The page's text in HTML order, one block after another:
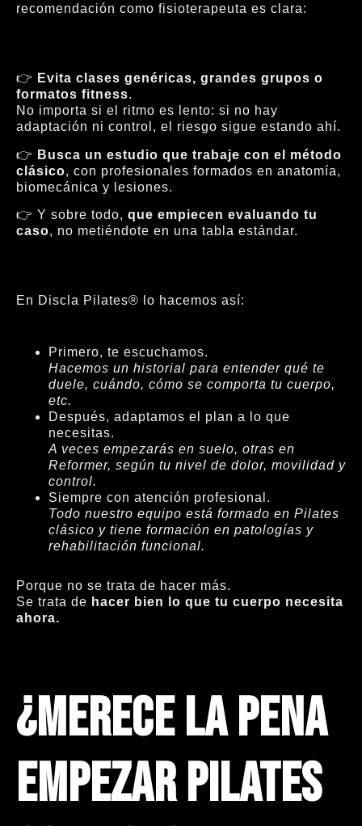
recomendación como fisioterapeuta es clara:
👉 Evita clases genéricas, grandes grupos o
formatos fitness.
No importa si el ritmo es lento: si no hay
adaptación ni control, el riesgo sigue estando ahí.
👉 Busca un estudio que trabaje con el método
clásico, con profesionales formados en anatomía,
biomecánica y lesiones.
👉 Y sobre todo, que empiecen evaluando tu
caso, no metiéndote en una tabla estándar.
En Discla Pilates® lo hacemos así:
Primero, te escuchamos.
Hacemos un historial para entender qué te
duele, cuándo, cómo se comporta tu cuerpo,
etc.
Después, adaptamos el plan a lo que
necesitas.
A veces empezarás en suelo, otras en
Reformer, según tu nivel de dolor, movilidad y
control.
Siempre con atención profesional.
Todo nuestro equipo está formado en Pilates
clásico y tiene formación en patologías y
rehabilitación funcional.
Porque no se trata de hacer más.
Se trata de hacer bien lo que tu cuerpo necesita
ahora.
¿Merece la pena
empezar Pilates